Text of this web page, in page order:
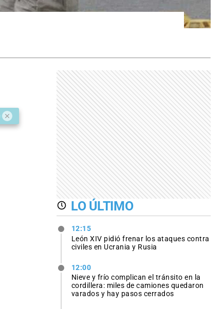
LO ÚLTIMO
12:15
León XIV pidió frenar los ataques contra
civiles en Ucrania y Rusia
12:00
Nieve y frío complican el tránsito en la
cordillera: miles de camiones quedaron
varados y hay pasos cerrados